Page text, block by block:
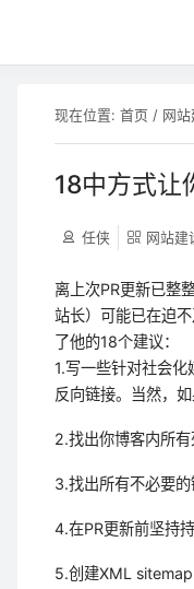
现在位置: 首页 / 网
18中方式让
任侠 网站建
离上次PR更新已整
站长）可能已在迫
了他的18个建议：
1.写一些针对社会
反向链接。当然，
2.找出你博客内所有
3.找出所有不必要的
4.在PR更新前坚持
5.创建XML